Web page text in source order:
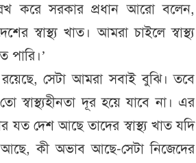
করে সরকার প্রধান আরো বলেন,
স্বাস্থ্য খাত। আমরা চাইলে স্বাস্থ্য
পারি।’
রয়েছে, সেটা আমরা সবাই বুঝি। তবে
দূর হয়ে যাবে না। এর
যত দেশ আছে তাদের স্বাস্থ্য খাত যদি
কী অভাব আছে-সেটা নিজেদের